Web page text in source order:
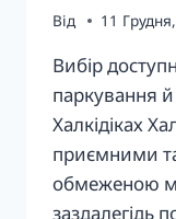
Від 11
Вибір
паркування
Халкідіках
приємними
обмеженою
заздалегідь